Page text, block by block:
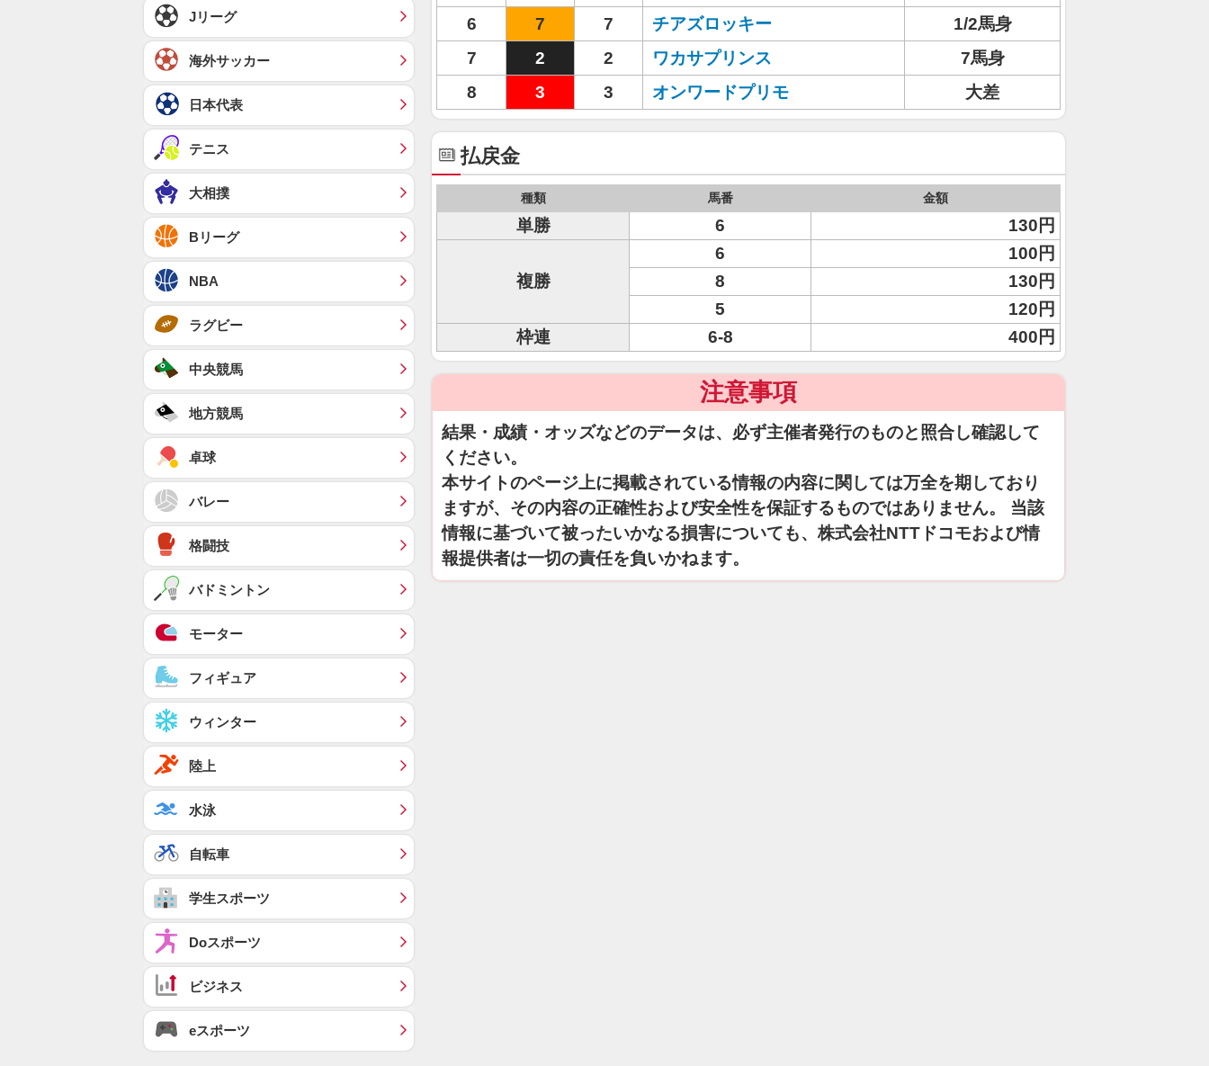
6
7 7 チアズロッキー
1/2馬身
7
2 2 ワカサプリンス
7馬身
8
3 3 オンワードプリモ 大差
払戻金
種類 馬番 金額
単勝 6 130円
複勝
6
100円
8
130円
5
120円
枠連
6-8 400円
注意事項
結果・成績・オッズなどのデータは、必ず主催者発行のものと照合し確認して
ください。
本サイトのページ上に掲載されている情報の内容に関しては万全を期しており
ますが、その内容の正確性および安全性を保証するものではありません。 当該
情報に基づいて被ったいかなる損害についても、株式会社NTTドコモおよび情
報提供者は一切の責任を負いかねます。
Jリーグ
海外サッカー
日本代表
テニス
大相撲
Bリーグ
NBA
ラグビー
中央競馬
地方競馬
卓球
バレー
格闘技
バドミントン
モーター
フィギュア
ウィンター
陸上
水泳
自転車
学生スポーツ
Doスポーツ
ビジネス
eスポーツ